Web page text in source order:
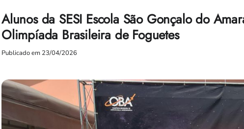
Alunos da SESI Escola São Gonçalo do
Olimpíada Brasileira de Foguetes
Publicado em 23/04/2026